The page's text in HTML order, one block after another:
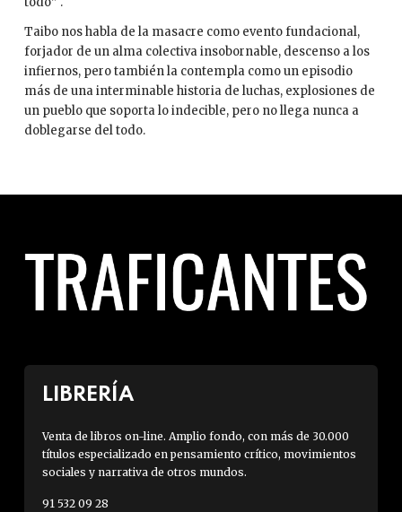
Taibo nos habla de la masacre como evento fundacional,
forjador de un alma colectiva insobornable, descenso a los
infiernos, pero también la contempla como un episodio
más de una interminable historia de luchas, explosiones de
un pueblo que soporta lo indecible, pero no llega nunca a
doblegarse del todo.
LIBRERÍA
Venta de libros on-line. Amplio fondo, con más de 30.000
títulos especializado en pensamiento crítico, movimientos
sociales y narrativa de otros mundos.
91 532 09 28